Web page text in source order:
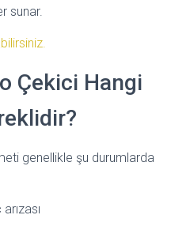
sunar.
Çekici Hangi
genellikle şu durumlarda